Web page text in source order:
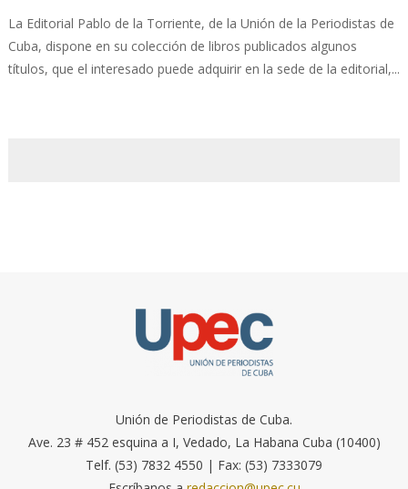
La Editorial Pablo de la Torriente, de la Unión de la Periodistas de
Cuba, dispone en su colección de libros publicados algunos
títulos, que el interesado puede adquirir en la sede de la editorial,...
Unión de Periodistas de Cuba.
Ave. 23 # 452 esquina a I, Vedado, La Habana Cuba (10400)
Telf. (53) 7832 4550 | Fax: (53) 7333079